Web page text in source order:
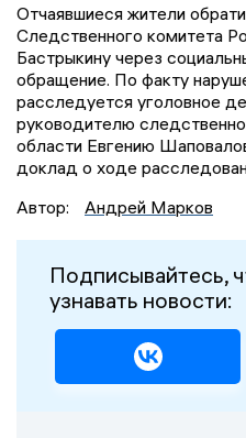
Отчаявшиеся жители
Следственного комитета
Бастрыкину через
обращение. По факту
расследуется уголовное
руководителю
области Евгению
доклад о ходе
Автор:
Андрей Марков
Подписывайтесь,
узнавать новости: